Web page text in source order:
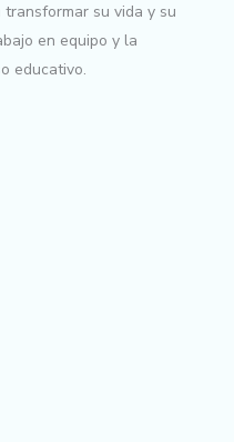
su vida y su
en equipo y la
educativo.